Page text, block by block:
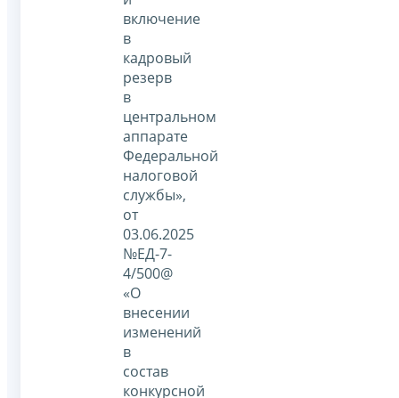
включение
в
кадровый
резерв
в
центральном
аппарате
Федеральной
налоговой
службы»,
от
03.06.2025
№ЕД-7-
4/500@
«О
внесении
изменений
в
состав
конкурсной